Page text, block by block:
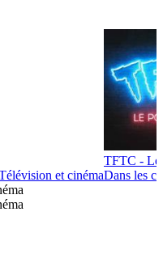
et cinéma
TFTC - Le
Dans les